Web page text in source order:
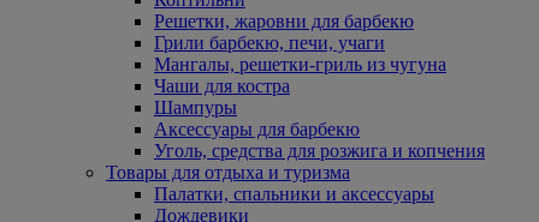
Решетки, жаровни для барбекю
Грили барбекю, печи, учаги
Мангалы, решетки-гриль из чугуна
Чаши для костра
Шампуры
Аксессуары для барбекю
Уголь, средства для розжига и копчения
Товары для отдыха и туризма
Палатки, спальники и аксессуары
Дождевики